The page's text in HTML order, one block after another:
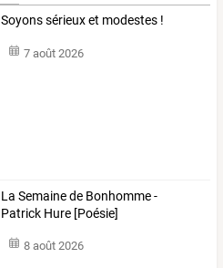
Soyons sérieux et modestes !
7 août 2026
La Semaine de Bonhomme -
Patrick Hure [Poésie]
8 août 2026